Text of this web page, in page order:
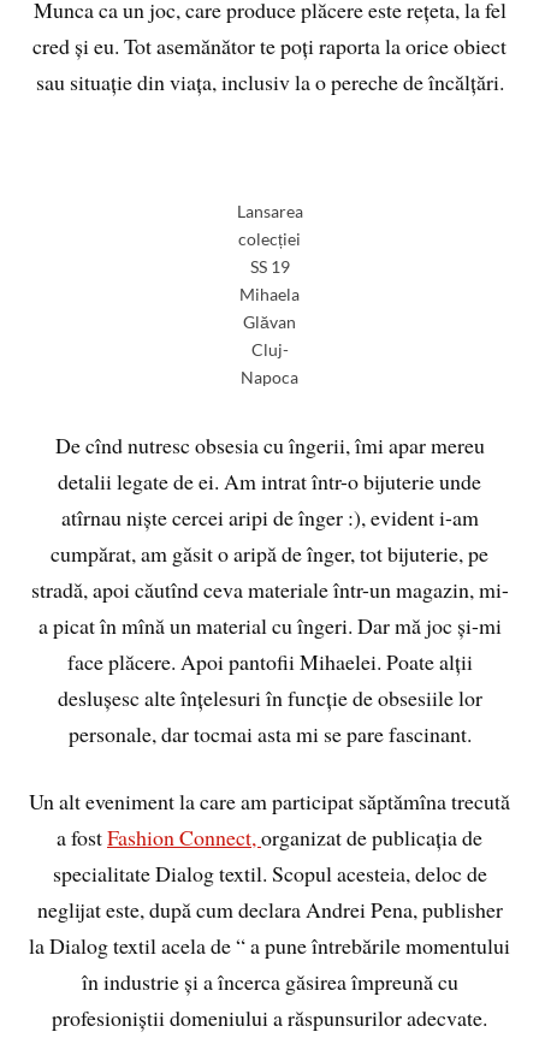
Munca ca un joc, care produce plăcere este rețeta, la fel
cred și eu. Tot asemănător te poți raporta la orice obiect
sau situație din viața, inclusiv la o pereche de încălțări.
Lansarea
colecției
SS 19
Mihaela
Glăvan
Cluj-
Napoca
De cînd nutresc obsesia cu îngerii, îmi apar mereu
detalii legate de ei. Am intrat într-o bijuterie unde
atîrnau niște cercei aripi de înger :), evident i-am
cumpărat, am găsit o aripă de înger, tot bijuterie, pe
stradă, apoi căutînd ceva materiale într-un magazin, mi-
a picat în mînă un material cu îngeri. Dar mă joc și-mi
face plăcere. Apoi pantofii Mihaelei. Poate alții
deslușesc alte înțelesuri în funcție de obsesiile lor
personale, dar tocmai asta mi se pare fascinant.
Un alt eveniment la care am participat săptămîna trecută
a fostFashion Connect,organizat de publicația de
specialitate Dialog textil. Scopul acesteia, deloc de
neglijat este, după cum declara Andrei Pena, publisher
la Dialog textil acela de “ a pune întrebările momentului
în industrie și a încerca găsirea împreună cu
profesioniștii domeniului a răspunsurilor adecvate.